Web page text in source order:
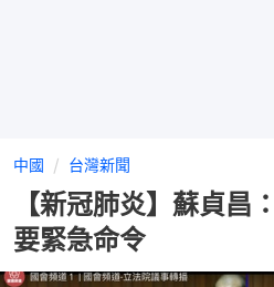
中國 台灣新聞
【新冠肺炎】蘇貞昌
要緊急命令